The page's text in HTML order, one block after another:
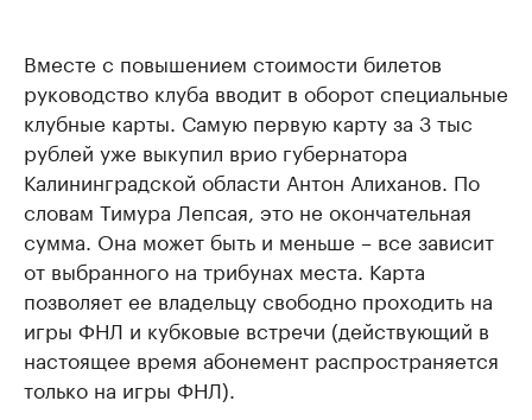
Вместе с повышением стоимости билетов
руководство клуба вводит в оборот специальные
клубные карты. Самую первую карту за 3 тыс
рублей уже выкупил врио губернатора
Калининградской области Антон Алиханов. По
словам Тимура Лепсая, это не окончательная
сумма. Она может быть и меньше – все зависит
от выбранного на трибунах места. Карта
позволяет ее владельцу свободно проходить на
игры ФНЛ и кубковые встречи (действующий в
настоящее время абонемент распространяется
только на игры ФНЛ).